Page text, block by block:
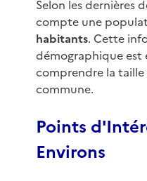
Selon les dernières
compte une
habitants. Cette
démographique est
comprendre la
commune.
Points
Environs